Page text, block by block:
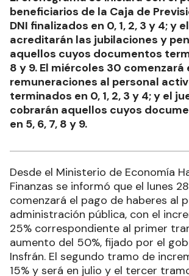
El cronograma se iniciará con el
beneficiarios de la Caja de
DNI finalizados en 0, 1, 2, 3 y 4; y
acreditarán las jubilaciones y
aquellos cuyos documentos
8 y 9. El miércoles 30 comenzará
remuneraciones al personal
en 5, 6, 7, 8 y 9.
Desde el Ministerio de Economía
Finanzas se informó que el lunes 28
comenzará el pago de haberes al
administración pública, con el